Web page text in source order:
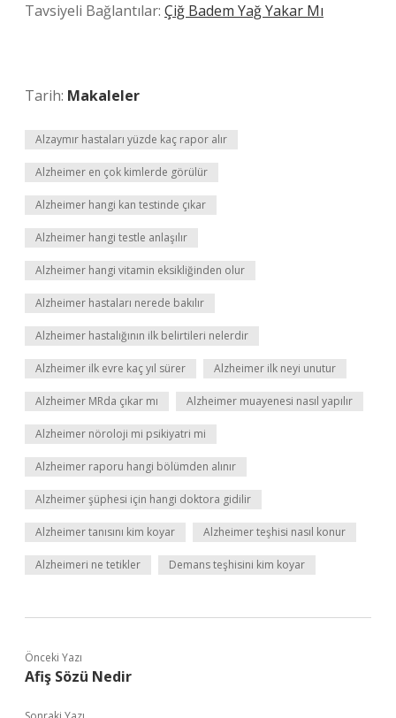
Tavsiyeli Bağlantılar: Çiğ Badem Yağ Yakar Mı
Tarih: Makaleler
Alzaymır hastaları yüzde kaç rapor alır
Alzheimer en çok kimlerde görülür
Alzheimer hangi kan testinde çıkar
Alzheimer hangi testle anlaşılır
Alzheimer hangi vitamin eksikliğinden olur
Alzheimer hastaları nerede bakılır
Alzheimer hastalığının ilk belirtileri nelerdir
Alzheimer ilk evre kaç yıl sürer Alzheimer ilk neyi unutur
Alzheimer MRda çıkar mı Alzheimer muayenesi nasıl yapılır
Alzheimer nöroloji mi psikiyatri mi
Alzheimer raporu hangi bölümden alınır
Alzheimer şüphesi için hangi doktora gidilir
Alzheimer tanısını kim koyar Alzheimer teşhisi nasıl konur
Alzheimeri ne tetikler Demans teşhisini kim koyar
Önceki Yazı
Afiş Sözü Nedir